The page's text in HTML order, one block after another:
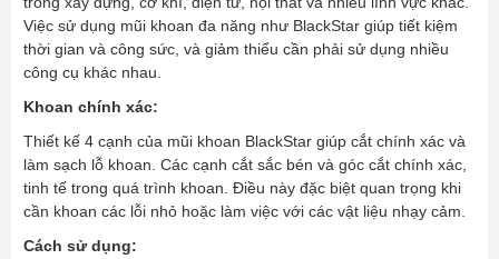
Việc sử dụng mũi khoan đa năng như BlackStar giúp tiết kiệm
thời gian và công sức, và giảm thiểu cần phải sử dụng nhiều
công cụ khác nhau.
Khoan chính xác:
Thiết kế 4 cạnh của mũi khoan BlackStar giúp cắt chính xác và
làm sạch lỗ khoan. Các cạnh cắt sắc bén và góc cắt chính xác,
tinh tế trong quá trình khoan. Điều này đặc biệt quan trọng khi
cần khoan các lỗi nhỏ hoặc làm việc với các vật liệu nhạy cảm.
Cách sử dụng: